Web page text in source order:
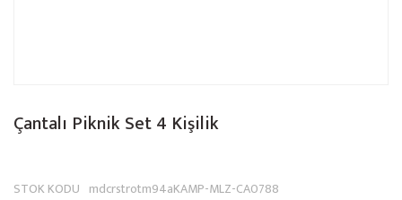
Çantalı Piknik Set 4 Kişilik
STOK KODU mdcrstrotm94aKAMP-MLZ-CA0788